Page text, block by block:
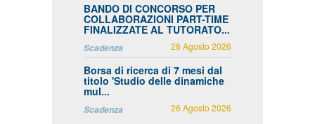
BANDO DI CONCORSO PER
COLLABORAZIONI PART-TIME
FINALIZZATE AL TUTORATO...
Scadenza 28 Agosto 2026
Borsa di ricerca di 7 mesi dal
titolo 'Studio delle dinamiche
mul...
Scadenza 26 Agosto 2026